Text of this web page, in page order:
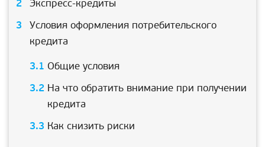
Экспресс-кредиты
Условия оформления потребительского
кредита
Общие условия
На что обратить внимание при получении
кредита
Как снизить риски